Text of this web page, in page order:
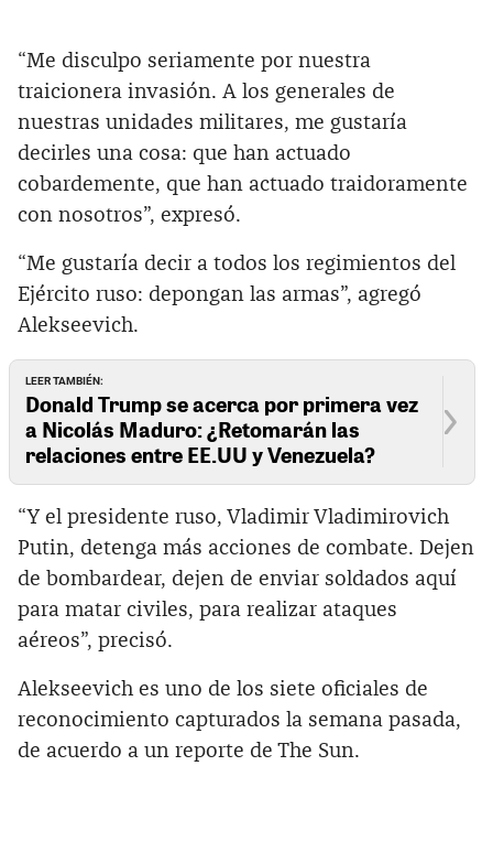
“Me disculpo seriamente por nuestra
traicionera invasión. A los generales de
nuestras unidades militares, me gustaría
decirles una cosa: que han actuado
cobardemente, que han actuado traidoramente
con nosotros”, expresó.
“Me gustaría decir a todos los regimientos del
Ejército ruso: depongan las armas”, agregó
Alekseevich.
LEER TAMBIÉN:
Donald Trump se acerca por primera vez
a Nicolás Maduro: ¿Retomarán las
relaciones entre EE.UU y Venezuela?
“Y el presidente ruso, Vladimir Vladimirovich
Putin, detenga más acciones de combate. Dejen
de bombardear, dejen de enviar soldados aquí
para matar civiles, para realizar ataques
aéreos”, precisó.
Alekseevich es uno de los siete oficiales de
reconocimiento capturados la semana pasada,
de acuerdo a un reporte de The Sun.